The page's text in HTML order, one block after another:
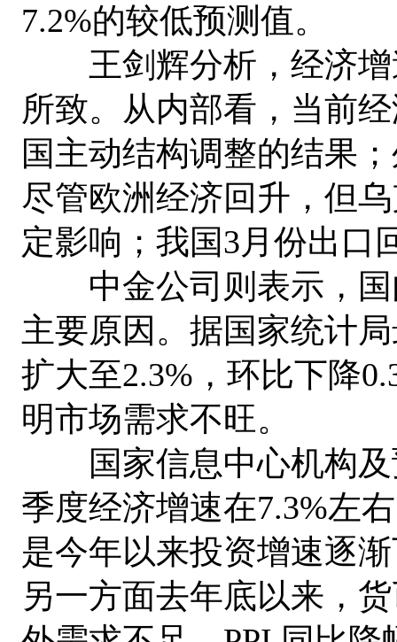
7.2%的较低预测值。
王剑辉分析，经济增
所致。从内部看，当前
国主动结构调整的结果
尽管欧洲经济回升，但
定影响；我国3月份出口
中金公司则表示，国
主要原因。据国家统计
扩大至2.3%，环比下降
明市场需求不旺。
国家信息中心机构及
季度经济增速在7.3%左
是今年以来投资增速逐
另一方面去年底以来，